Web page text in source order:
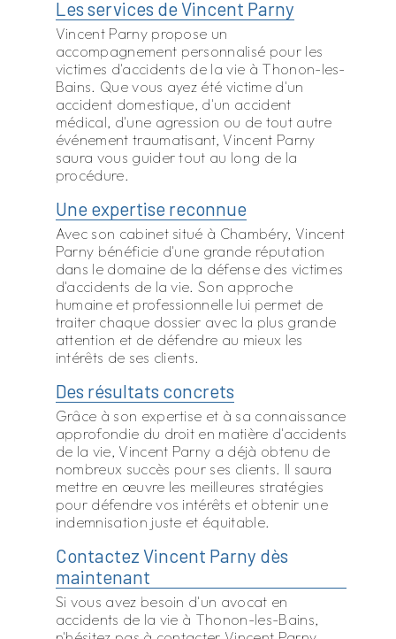
Les services de Vincent Parny
Vincent Parny propose un
accompagnement personnalisé pour les
victimes d'accidents de la vie à Thonon-les-
Bains. Que vous ayez été victime d'un
accident domestique, d'un accident
médical, d'une agression ou de tout autre
événement traumatisant, Vincent Parny
saura vous guider tout au long de la
procédure.
Une expertise reconnue
Avec son cabinet situé à Chambéry, Vincent
Parny bénéficie d'une grande réputation
dans le domaine de la défense des victimes
d'accidents de la vie. Son approche
humaine et professionnelle lui permet de
traiter chaque dossier avec la plus grande
attention et de défendre au mieux les
intérêts de ses clients.
Des résultats concrets
Grâce à son expertise et à sa connaissance
approfondie du droit en matière d'accidents
de la vie, Vincent Parny a déjà obtenu de
nombreux succès pour ses clients. Il saura
mettre en œuvre les meilleures stratégies
pour défendre vos intérêts et obtenir une
indemnisation juste et équitable.
Contactez Vincent Parny dès
maintenant
Si vous avez besoin d'un avocat en
accidents de la vie à Thonon-les-Bains,